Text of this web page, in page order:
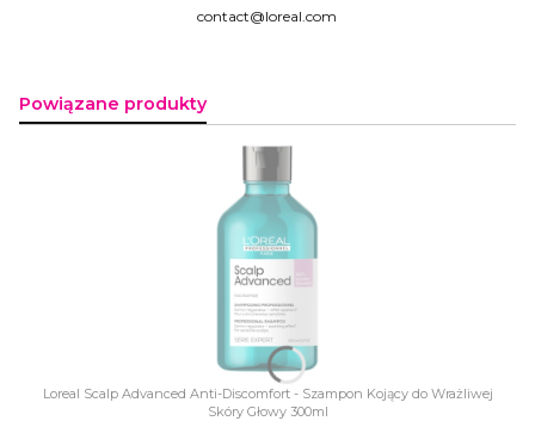
contact@loreal.com
Powiązane produkty
Loreal Scalp Advanced Anti-Discomfort - Szampon Kojący do Wrażliwej
Skóry Głowy 300ml